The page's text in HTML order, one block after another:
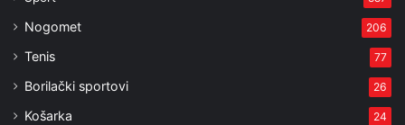
Nogomet 206
Tenis 77
Borilački sportovi 26
Košarka 24